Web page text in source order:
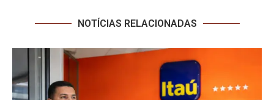
NOTÍCIAS RELACIONADAS